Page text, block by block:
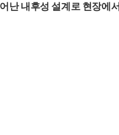
난 내후성 설계로 현장에